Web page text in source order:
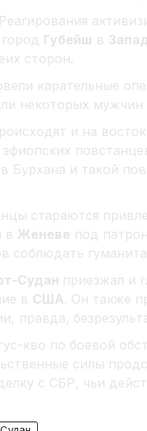
Губейш в
сторон.
карательные
некоторых мужчин
и на
Бурхана и такой
стараются
в Женеве под
соблюдать
Судан приезжал и
в США. Он также
правда,
кво по боевой
силы
с СБР, чьи